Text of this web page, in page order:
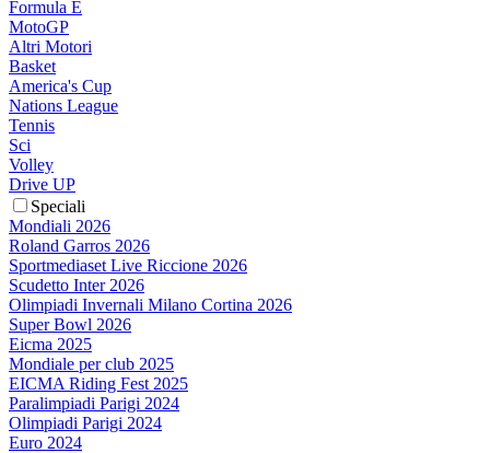
Formula E
MotoGP
Altri Motori
Basket
America's Cup
Nations League
Tennis
Sci
Volley
Drive UP
Speciali
Mondiali 2026
Roland Garros 2026
Sportmediaset Live Riccione 2026
Scudetto Inter 2026
Olimpiadi Invernali Milano Cortina 2026
Super Bowl 2026
Eicma 2025
Mondiale per club 2025
EICMA Riding Fest 2025
Paralimpiadi Parigi 2024
Olimpiadi Parigi 2024
Euro 2024